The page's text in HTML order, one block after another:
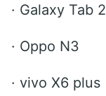
· Galaxy Tab 2
· Oppo N3
· vivo X6 plus